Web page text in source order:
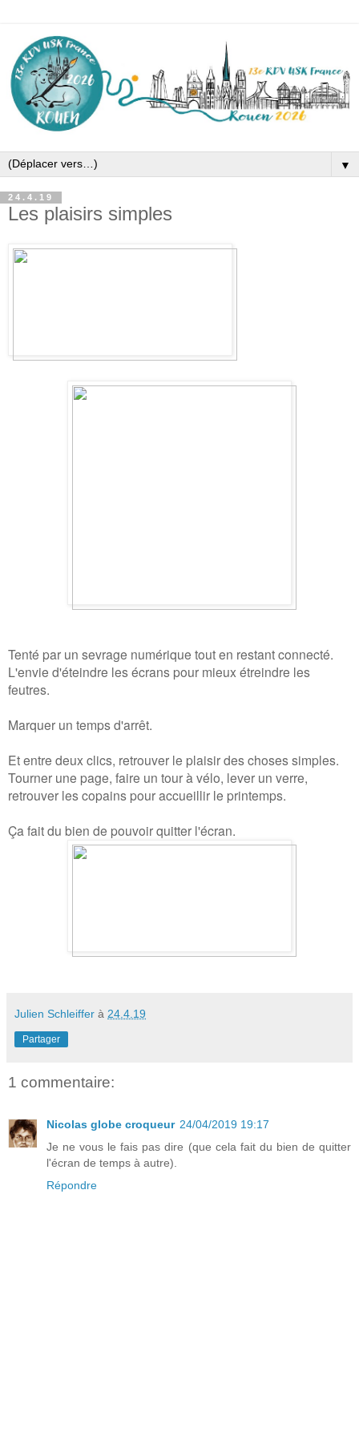
▼
24.4.19
Les plaisirs simples
Tenté par un sevrage numérique tout en restant connecté.
L'envie d'éteindre les écrans pour mieux étreindre les
feutres.
Marquer un temps d'arrêt.
Et entre deux clics, retrouver le plaisir des choses simples.
Tourner une page, faire un tour à vélo, lever un verre,
retrouver les copains pour accueillir le printemps.
Ça fait du bien de pouvoir quitter l'écran.
Julien Schleiffer à 24.4.19
Partager
1 commentaire:
Nicolas globe croqueur 24/04/2019 19:17
Je ne vous le fais pas dire (que cela fait du bien de quitter
l'écran de temps à autre).
Répondre